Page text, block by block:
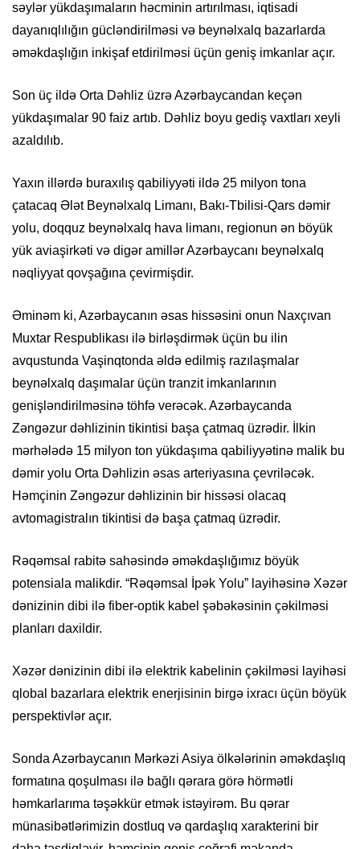
səylər yükdaşımaların həcminin artırılması, iqtisadi
dayanıqlılığın gücləndirilməsi və beynəlxalq bazarlarda
əməkdaşlığın inkişaf etdirilməsi üçün geniş imkanlar açır.
Son üç ildə Orta Dəhliz üzrə Azərbaycandan keçən
yükdaşımalar 90 faiz artıb. Dəhliz boyu gediş vaxtları xeyli
azaldılıb.
Yaxın illərdə buraxılış qabiliyyəti ildə 25 milyon tona
çatacaq Ələt Beynəlxalq Limanı, Bakı-Tbilisi-Qars dəmir
yolu, doqquz beynəlxalq hava limanı, regionun ən böyük
yük aviaşirkəti və digər amillər Azərbaycanı beynəlxalq
nəqliyyat qovşağına çevirmişdir.
Əminəm ki, Azərbaycanın əsas hissəsini onun Naxçıvan
Muxtar Respublikası ilə birləşdirmək üçün bu ilin
avqustunda Vaşinqtonda əldə edilmiş razılaşmalar
beynəlxalq daşımalar üçün tranzit imkanlarının
genişləndirilməsinə töhfə verəcək. Azərbaycanda
Zəngəzur dəhlizinin tikintisi başa çatmaq üzrədir. İlkin
mərhələdə 15 milyon ton yükdaşıma qabiliyyətinə malik bu
dəmir yolu Orta Dəhlizin əsas arteriyasına çevriləcək.
Həmçinin Zəngəzur dəhlizinin bir hissəsi olacaq
avtomagistralın tikintisi də başa çatmaq üzrədir.
Rəqəmsal rabitə sahəsində əməkdaşlığımız böyük
potensiala malikdir. “Rəqəmsal İpək Yolu” layihəsinə Xəzər
dənizinin dibi ilə fiber-optik kabel şəbəkəsinin çəkilməsi
planları daxildir.
Xəzər dənizinin dibi ilə elektrik kabelinin çəkilməsi layihəsi
qlobal bazarlara elektrik enerjisinin birgə ixracı üçün böyük
perspektivlər açır.
Sonda Azərbaycanın Mərkəzi Asiya ölkələrinin əməkdaşlıq
formatına qoşulması ilə bağlı qərara görə hörmətli
həmkarlarıma təşəkkür etmək istəyirəm. Bu qərar
münasibətlərimizin dostluq və qardaşlıq xarakterini bir